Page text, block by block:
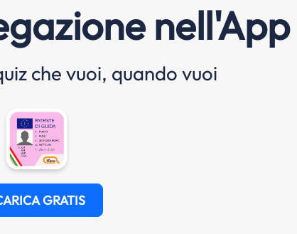
nell'App
che vuoi, quando vuoi
GRATIS